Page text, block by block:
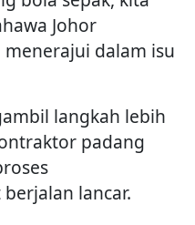
Johor
dalam isu
langkah lebih
padang
lancar.